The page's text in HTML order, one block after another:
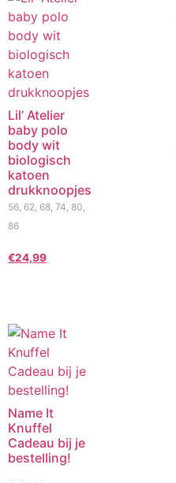
Lil’ Atelier
baby polo
body wit
biologisch
katoen
drukknoopjes
56, 62, 68, 74, 80,
86
€24,99
Name It
Knuffel
Cadeau bij je
bestelling!